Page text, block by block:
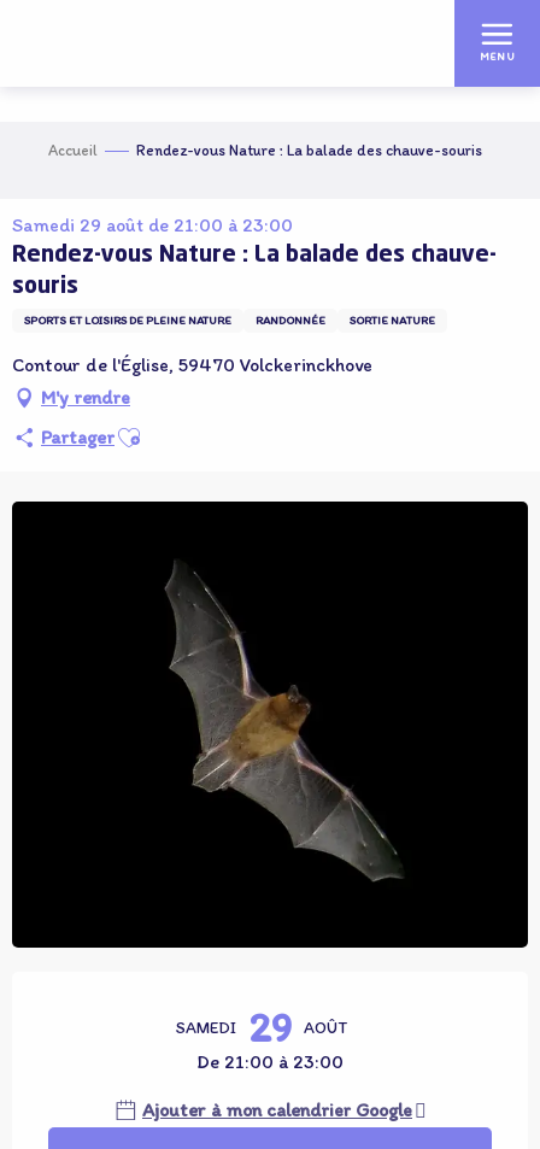
MENU
Accueil Rendez-vous Nature : La balade des chauve-souris
Samedi 29 août de 21:00 à 23:00
Rendez-vous Nature : La balade des chauve-
souris
SPORTS ET LOISIRS DE PLEINE NATURE RANDONNÉE SORTIE NATURE
Contour de l'Église, 59470 Volckerinckhove
M'y rendre
PartagerAjouter aux favoris
SAMEDI 29 AOÛT
De 21:00 à 23:00
Ajouter à mon calendrier Google